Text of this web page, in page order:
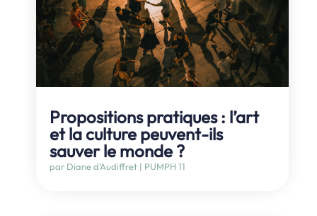
Propositions pratiques : l’art
et la culture peuvent-ils
sauver le monde ?
par Diane d’Audiffret | PUMPH 11